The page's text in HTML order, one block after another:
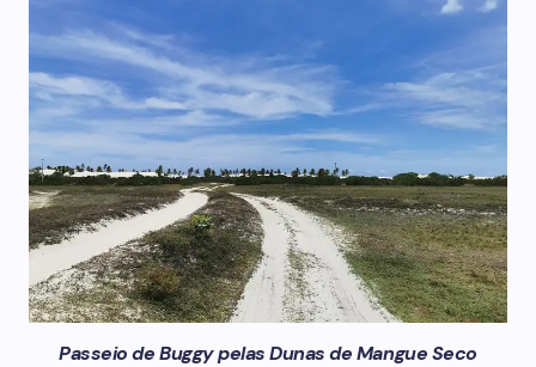
Passeio de Buggy pelas Dunas de Mangue Seco